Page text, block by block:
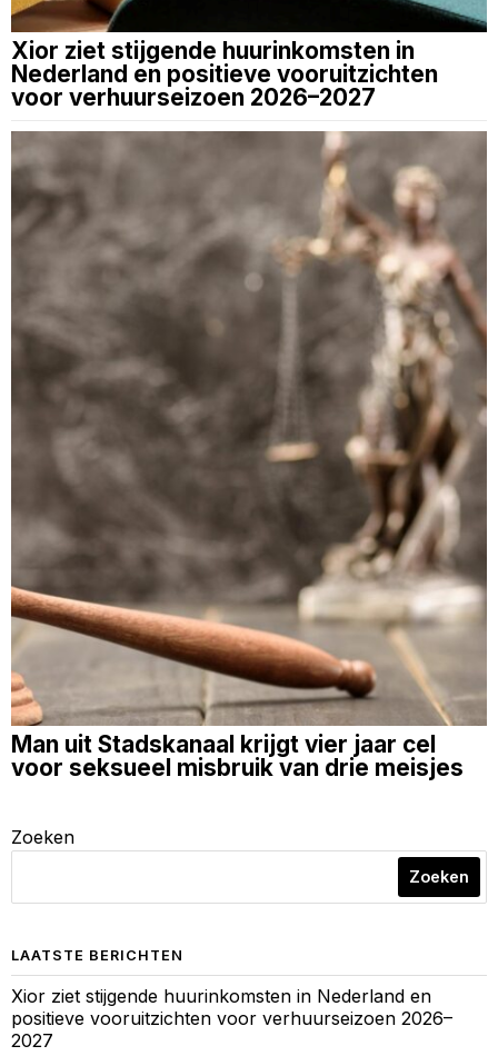
Xior ziet stijgende huurinkomsten in
Nederland en positieve vooruitzichten
voor verhuurseizoen 2026–2027
Man uit Stadskanaal krijgt vier jaar cel
voor seksueel misbruik van drie meisjes
Zoeken
Zoeken
LAATSTE BERICHTEN
Xior ziet stijgende huurinkomsten in Nederland en
positieve vooruitzichten voor verhuurseizoen 2026–
2027